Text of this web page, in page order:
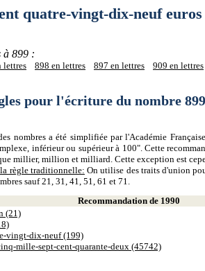
vingt-dix-neuf euros
à 899 :
lettres 898 en lettres 897 en lettres 909 en lettres
pour l'écriture du nombre 899
nombres a été simplifiée par l'Académie
inférieur ou supérieur à 100". Cette
millier, million et milliard. Cette exception est
règle traditionnelle: On utilise des traits d'union
sauf 21, 31, 41, 51, 61 et 71.
Recommandation de 1990
(21)
vingt-dix-neuf (199)
mille-sept-cent-quarante-deux (45742)